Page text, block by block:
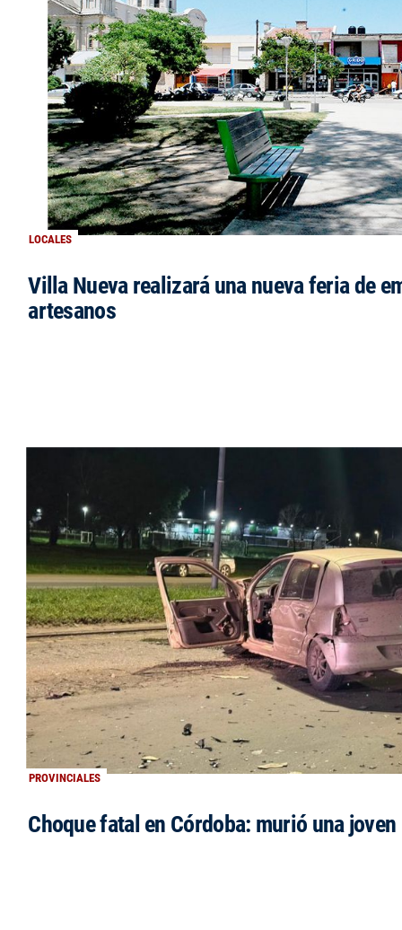
LOCALES
Villa Nueva realizará una nueva feria de
artesanos
PROVINCIALES
Choque fatal en Córdoba: murió una